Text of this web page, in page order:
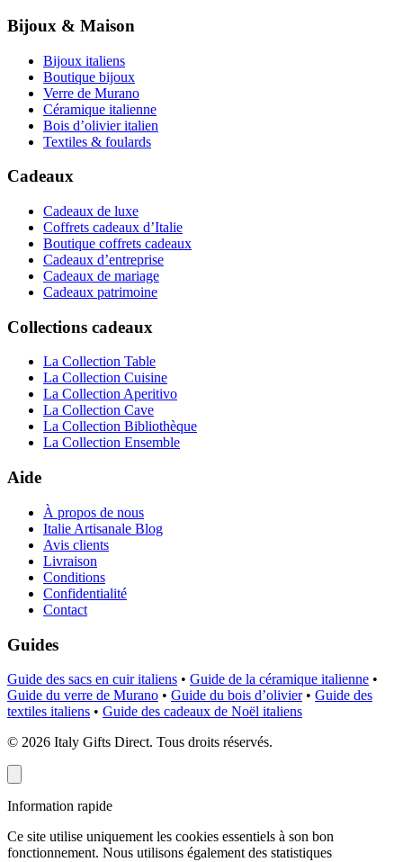
Bijoux & Maison
Bijoux italiens
Boutique bijoux
Verre de Murano
Céramique italienne
Bois d’olivier italien
Textiles & foulards
Cadeaux
Cadeaux de luxe
Coffrets cadeaux d’Italie
Boutique coffrets cadeaux
Cadeaux d’entreprise
Cadeaux de mariage
Cadeaux patrimoine
Collections cadeaux
La Collection Table
La Collection Cuisine
La Collection Aperitivo
La Collection Cave
La Collection Bibliothèque
La Collection Ensemble
Aide
À propos de nous
Italie Artisanale Blog
Avis clients
Livraison
Conditions
Confidentialité
Contact
Guides
Guide des sacs en cuir italiens • Guide de la céramique italienne •
Guide du verre de Murano • Guide du bois d’olivier • Guide des
textiles italiens • Guide des cadeaux de Noël italiens
© 2026 Italy Gifts Direct. Tous droits réservés.
Information rapide
Ce site utilise uniquement les cookies essentiels à son bon
fonctionnement. Nous utilisons également des statistiques